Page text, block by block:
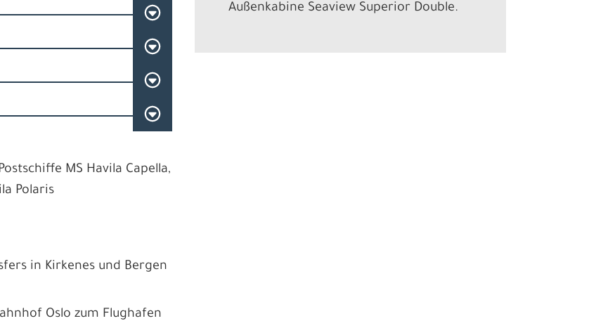
MS Havila Capella,
Polaris
in Kirkenes und Bergen
Oslo zum Flughafen
Außenkabine Seaview Superior Double.